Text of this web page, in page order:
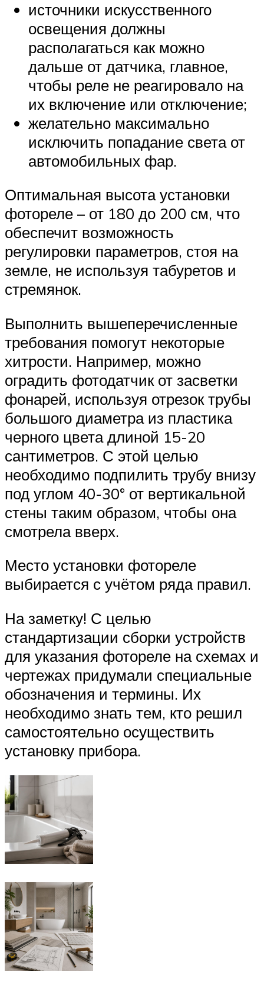
источники искусственного
освещения должны
располагаться как можно
дальше от датчика, главное,
чтобы реле не реагировало на
их включение или отключение;
желательно максимально
исключить попадание света от
автомобильных фар.
Оптимальная высота установки
фотореле – от 180 до 200 см, что
обеспечит возможность
регулировки параметров, стоя на
земле, не используя табуретов и
стремянок.
Выполнить вышеперечисленные
требования помогут некоторые
хитрости. Например, можно
оградить фотодатчик от засветки
фонарей, используя отрезок трубы
большого диаметра из пластика
черного цвета длиной 15-20
сантиметров. С этой целью
необходимо подпилить трубу внизу
под углом 40-30° от вертикальной
стены таким образом, чтобы она
смотрела вверх.
Место установки фотореле
выбирается с учётом ряда правил.
На заметку! С целью
стандартизации сборки устройств
для указания фотореле на схемах и
чертежах придумали специальные
обозначения и термины. Их
необходимо знать тем, кто решил
самостоятельно осуществить
установку прибора.